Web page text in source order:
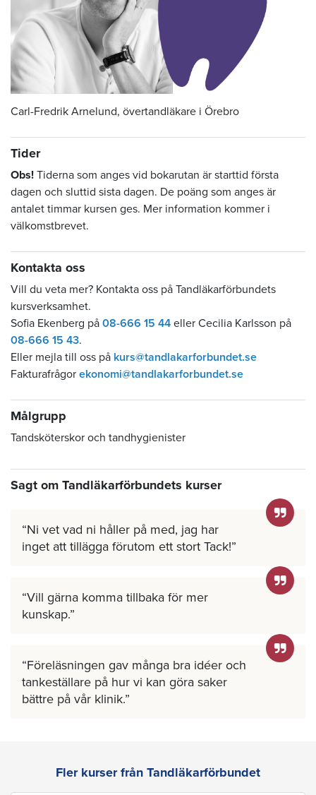
Carl-Fredrik Arnelund, övertandläkare i Örebro
Tider
Obs! Tiderna som anges vid bokarutan är starttid första
dagen och sluttid sista dagen. De poäng som anges är
antalet timmar kursen ges. Mer information kommer i
välkomstbrevet.
Kontakta oss
Vill du veta mer? Kontakta oss på Tandläkarförbundets
kursverksamhet.
Sofia Ekenberg på 08-666 15 44 eller Cecilia Karlsson på
08-666 15 43.
Eller mejla till oss på kurs@tandlakarforbundet.se
Fakturafrågor ekonomi@tandlakarforbundet.se
Målgrupp
Tandsköterskor och tandhygienister
Sagt om Tandläkarförbundets kurser
Ni vet vad ni håller på med, jag har
inget att tillägga förutom ett stort Tack!
Vill gärna komma tillbaka för mer
kunskap.
Föreläsningen gav många bra idéer och
tankeställare på hur vi kan göra saker
bättre på vår klinik.
Fler kurser från Tandläkarförbundet